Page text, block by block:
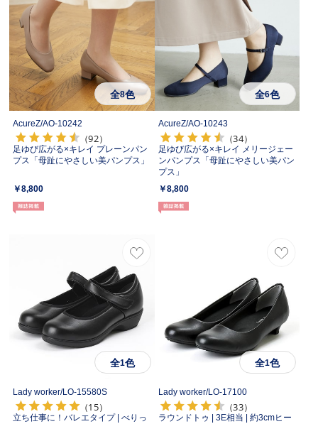
全8色
AcureZ/AO-10242
（92）
足ゆび広がる×キレイ プレーンパン
プス「母趾にやさしい美パンプス」
￥8,800
全6色
AcureZ/AO-10243
（34）
足ゆび広がる×キレイ メリージェー
ンパンプス「母趾にやさしい美パン
プス」
￥8,800
全1色
Lady worker/LO-15580S
（15）
立ち仕事に！バレエタイプ | べりっ
全1色
Lady worker/LO-17100
（33）
ラウンドトゥ | 3E相当 | 約3cmヒー